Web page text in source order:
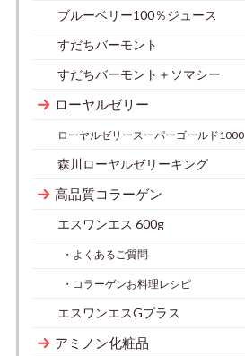
ブルーベリー100％ジュース
すだちバーモント
すだちバーモント＋ソマシー
ローヤルゼリー
ローヤルゼリースーパーゴールド1000
森川ローヤルゼリーキング
高品質コラーゲン
エスワンエス 600g
・よくあるご質問
・コラーゲンお料理レシピ
エスワンエスGプラス
アミノン化粧品